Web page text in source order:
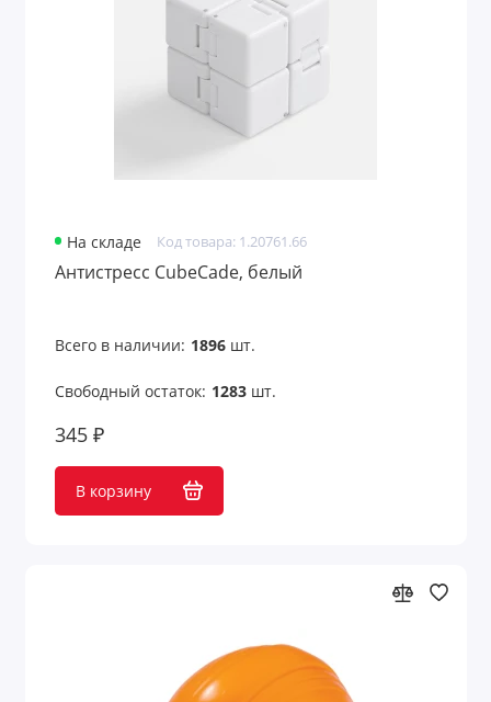
Банные принадлежности
Беруши
Бинокли
Вентиляторы карманные
Все для путешествий
Всё для рисования
Гамаки
Деловые и офисные аксессуары
На складе Код товара: 1.20761.66
Антистресс CubeCade, белый
Всего в наличии: 1896шт.
Свободный остаток: 1283шт.
345 ₽
В корзину